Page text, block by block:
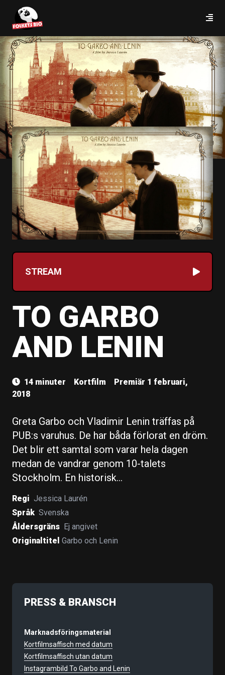
STREAM
TO GARBO
AND LENIN
14 minuter Kortfilm
Premiär 1 februari,
2018
Greta Garbo och Vladimir Lenin träffas på
PUB:s varuhus. De har båda förlorat en dröm.
Det blir ett samtal som varar hela dagen
medan de vandrar genom 10-talets
Stockholm. En historisk…
Regi Jessica Laurén
Språk Svenska
Åldersgräns Ej angivet
Originaltitel Garbo och Lenin
PRESS & BRANSCH
Marknadsföringsmaterial
Kortfilmsaffisch med datum
Kortfilmsaffisch utan datum
Instagrambild To Garbo and Lenin